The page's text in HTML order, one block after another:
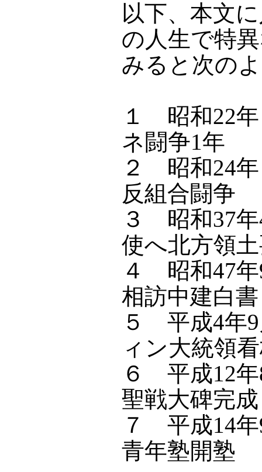
以下、本文
の人生で特
みると次の
１ 昭和
ネ闘争1年
２ 昭和
反組合闘争
３ 昭和37
使へ北方領
４ 昭和47
相訪中建白書
５ 平成4
ィン大統領
６ 平成12
聖戦大碑完成
７ 平成14
青年塾開塾